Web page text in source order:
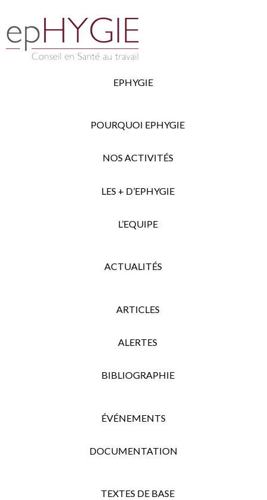
EPHYGIE
POURQUOI EPHYGIE
NOS ACTIVITÉS
LES + D’EPHYGIE
L’EQUIPE
ACTUALITÉS
ARTICLES
ALERTES
BIBLIOGRAPHIE
ÉVÉNEMENTS
DOCUMENTATION
TEXTES DE BASE